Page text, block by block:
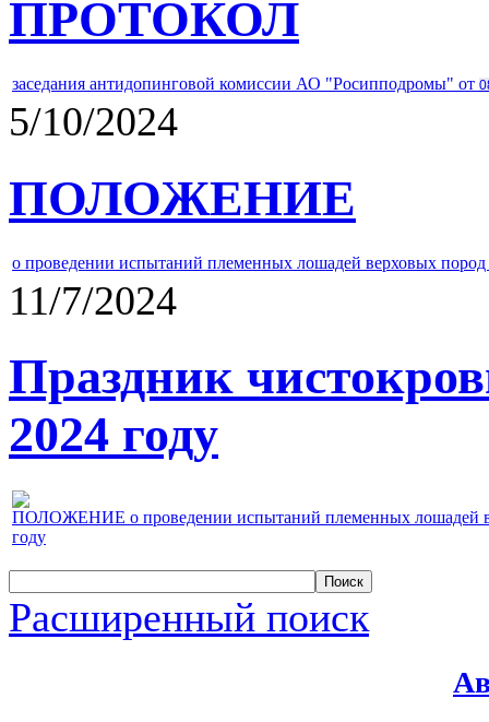
ПРОТОКОЛ
заседания антидопинговой комиссии АО "Росипподромы" от
5/10/2024
ПОЛОЖЕНИЕ
о проведении испытаний племенных лошадей верховых
11/7/2024
Праздник
2024 году
ПОЛОЖЕНИЕ о проведении испытаний племенных лошадей
году
Расширенный поиск